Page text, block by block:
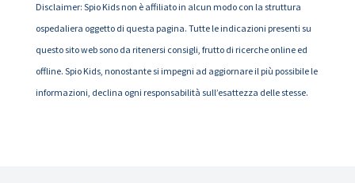
Disclaimer: Spio Kids non è affiliato in alcun modo con la struttura
ospedaliera oggetto di questa pagina. Tutte le indicazioni presenti su
questo sito web sono da ritenersi consigli, frutto di ricerche online ed
offline. Spio Kids, nonostante si impegni ad aggiornare il più possibile le
informazioni, declina ogni responsabilità sull’esattezza delle stesse.